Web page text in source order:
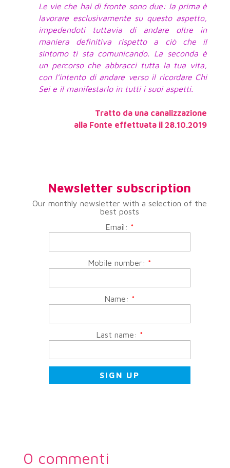
Le vie che hai di fronte sono due: la prima è
lavorare esclusivamente su questo aspetto,
impedendoti tuttavia di andare oltre in
maniera definitiva rispetto a ciò che il
sintomo ti sta comunicando. La seconda è
un percorso che abbracci tutta la tua vita,
con l’intento di andare verso il ricordare Chi
Sei e il manifestarlo in tutti i suoi aspetti.
Tratto da una canalizzazione
alla Fonte effettuata il 28.10.2019
Newsletter subscription
Our monthly newsletter with a selection of the
best posts
Email: *
Mobile number: *
Name: *
Last name: *
0 commenti